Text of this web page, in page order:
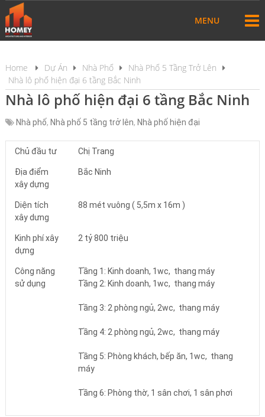
MENU
Home Dự Án Nhà Phố
Nhà Phố 5 Tầng Trở Lên
Nhà lô phố hiện đại 6 tầng Bắc Ninh
Nhà lô phố hiện đại 6 tầng Bắc Ninh
Nhà phố, Nhà phố 5 tầng trở lên, Nhà phố hiện đại
Chủ đầu tư Chị Trang
Địa điểm
xây dựng
Bắc Ninh
Diện tích
xây dưng
88 mét vuông ( 5,5m x 16m )
Kinh phí xây
dựng
2 tỷ 800 triệu
Công năng
sử dụng
Tầng 1: Kinh doanh, 1wc, thang máy
Tầng 2: Kinh doanh, 1wc, thang máy
Tầng 3: 2 phòng ngủ, 2wc, thang máy
Tầng 4: 2 phòng ngủ, 2wc, thang máy
Tầng 5: Phòng khách, bếp ăn, 1wc, thang
máy
Tầng 6: Phòng thờ, 1 sân chơi, 1 sân phơi